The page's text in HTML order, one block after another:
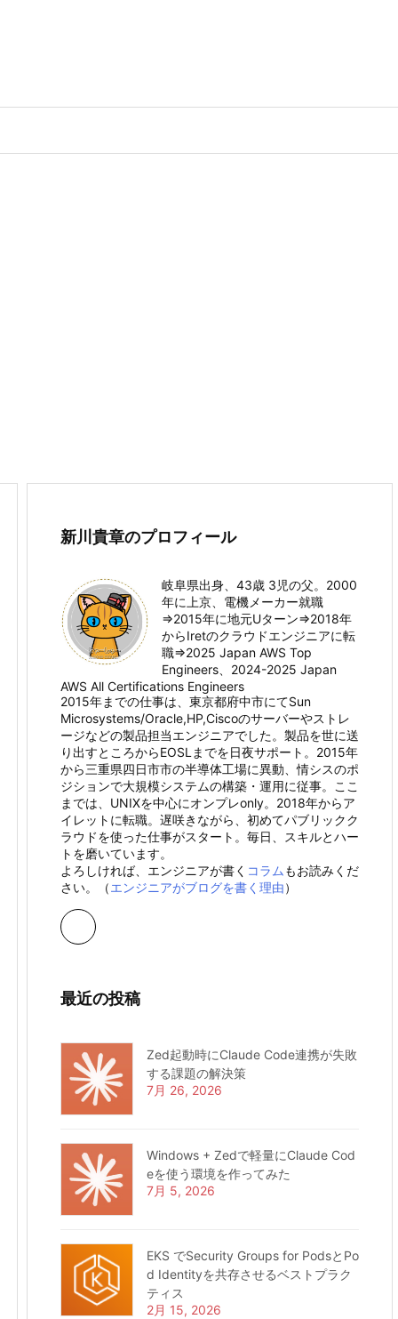
新川貴章のプロフィール
岐阜県出身、43歳 3児の父。2000
年に上京、電機メーカー就職
⇒2015年に地元Uターン⇒2018年
からIretのクラウドエンジニアに転
職⇒2025 Japan AWS Top
Engineers、2024-2025 Japan
AWS All Certifications Engineers
2015年までの仕事は、東京都府中市にてSun
Microsystems/Oracle,HP,Ciscoのサーバーやストレ
ージなどの製品担当エンジニアでした。製品を世に送
り出すところからEOSLまでを日夜サポート。2015年
から三重県四日市市の半導体工場に異動、情シスのポ
ジションで大規模システムの構築・運用に従事。ここ
までは、UNIXを中心にオンプレonly。2018年からア
イレットに転職。遅咲きながら、初めてパブリックク
ラウドを使った仕事がスタート。毎日、スキルとハー
トを磨いています。
よろしければ、エンジニアが書く コラム もお読みくだ
さい。（エンジニアがブログを書く理由）
最近の投稿
Zed起動時にClaude Code連携が失敗
する課題の解決策
7月 26, 2026
Windows + Zedで軽量にClaude Cod
eを使う環境を作ってみた
7月 5, 2026
EKS でSecurity Groups for PodsとPo
d Identityを共存させるベストプラク
ティス
2月 15, 2026